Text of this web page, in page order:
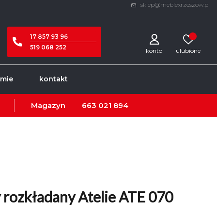
sklep@meblexrzeszow.pl
17 857 93 96
519 068 252
konto
kontakt
Magazyn 663 021 894
Atelie ATE 070